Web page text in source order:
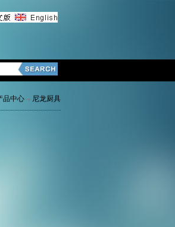
品中心 尼龙厨具